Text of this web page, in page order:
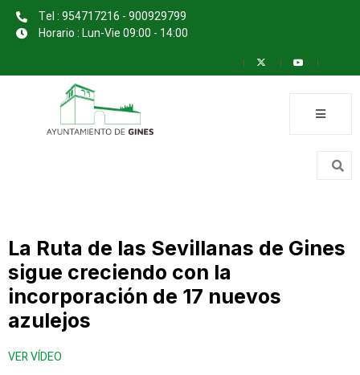
Tel : 954717216 - 900929799
Horario : Lun-Vie 09:00 - 14:00
La Ruta de las Sevillanas de Gines
sigue creciendo con la
incorporación de 17 nuevos
azulejos
VER VÍDEO